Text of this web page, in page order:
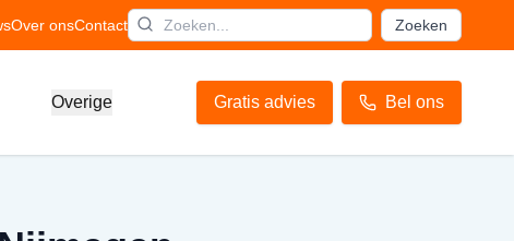
Over onsContact Zoeken
Overige Gratis advies Bel ons